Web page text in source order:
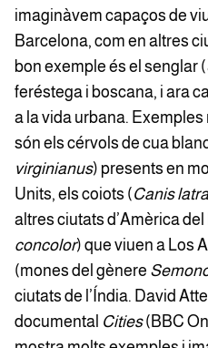
imaginàvem capaços de
Barcelona, com en altres
bon exemple és el senglar (
feréstega i boscana, i ara
a la vida urbana. Exemples
són els cérvols de cua
virginianus) presents en
Units, els coiots (Canis
altres ciutats d’Amèrica
concolor) que viuen a Los
(mones del gènere
ciutats de l’Índia. David
documental Cities(BBC